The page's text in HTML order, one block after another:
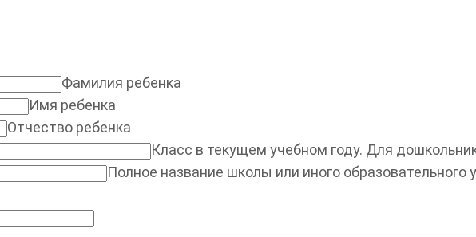
Фамилия ребенка
Имя ребенка
Отчество ребенка
Класс в текущем учебном году. Для
Полное название школы или иного